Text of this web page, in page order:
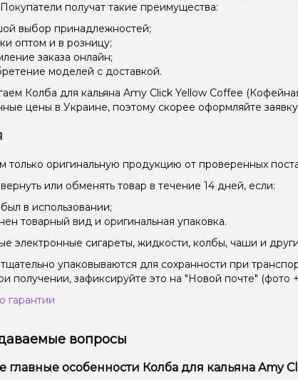
получат такие преимущества:
выбор принадлежностей;
оптом и в розницу;
заказа онлайн;
моделей с доставкой.
Колба для кальяна Amy Click Yellow Coffee
цены в Украине, поэтому скорее оформляйте
только оригинальную продукцию от проверенных
или обменять товар в течение 14 дней, если:
в использовании;
товарный вид и оригинальная упаковка.
электронные сигареты, жидкости, колбы, чаши и
упаковываются для сохранности при
получении, зафиксируйте это на "Новой почте" (фото
гарантии
вопросы
главные особенности Колба для кальяна Amy